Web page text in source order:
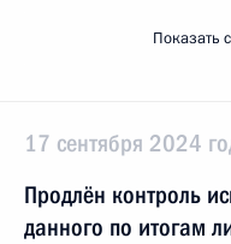
Показать
17 сентября 2024
Продлён контроль
данного по итогам